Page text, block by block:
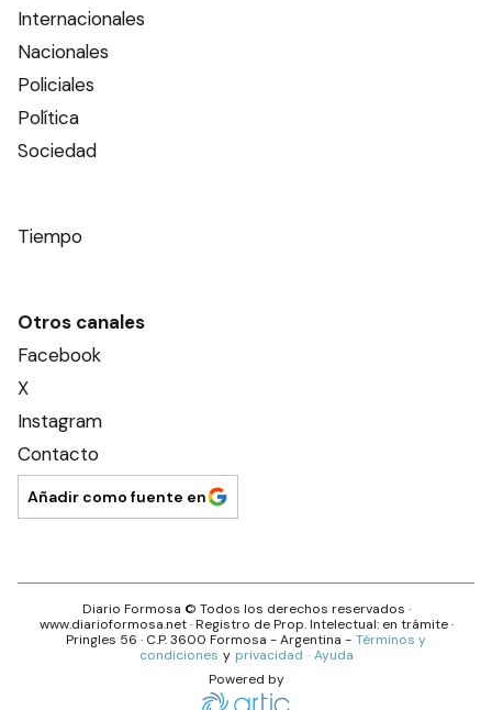
Internacionales
Nacionales
Policiales
Política
Sociedad
Tiempo
Otros canales
Facebook
X
Instagram
Contacto
Añadir como fuente en
Diario Formosa © Todos los derechos reservados ·
www.diarioformosa.net · Registro de Prop. Intelectual: en trámite ·
Pringles 56 · C.P.3600 Formosa - Argentina - Términos y
condiciones y privacidad · Ayuda
Powered by